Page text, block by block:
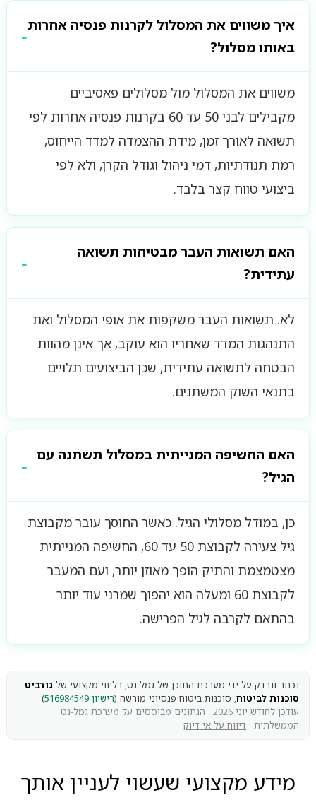
איך משווים את המסלול לקרנות פנסיה אחרות
באותו מסלול?
משווים את המסלול מול מסלולים פאסיביים
מקבילים לבני 50 עד 60 בקרנות פנסיה אחרות לפי
תשואה לאורך זמן, מידת ההצמדה למדד הייחוס,
רמת תנודתיות, דמי ניהול וגודל הקרן, ולא לפי
ביצועי טווח קצר בלבד.
האם תשואות העבר מבטיחות תשואה
עתידית?
לא. תשואות העבר משקפות את אופי המסלול ואת
התנהגות המדד שאחריו הוא עוקב, אך אינן מהוות
הבטחה לתשואה עתידית, שכן הביצועים תלויים
בתנאי השוק המשתנים.
האם החשיפה המנייתית במסלול תשתנה עם
הגיל?
כן, במודל מסלולי הגיל. כאשר החוסך עובר מקבוצת
גיל צעירה לקבוצת 50 עד 60, החשיפה המנייתית
מצטמצמת והתיק הופך מאוזן יותר, ועם המעבר
לקבוצת 60 ומעלה הוא יהפוך שמרני עוד יותר
בהתאם לקרבה לגיל הפרישה.
נכתב ונבדק על ידי מערכת התוכן של גמל נט, בליווי מקצועי של גודביט
סוכנות לביטוח, סוכנות ביטוח פנסיוני מורשה (רישיון 516984549
)
עודכן לחודש יוני 2026 · הנתונים מבוססים על מערכת גמל-נט
הממשלתית · דיווח על אי-דיוק
מידע מקצועי שעשוי לעניין אותך